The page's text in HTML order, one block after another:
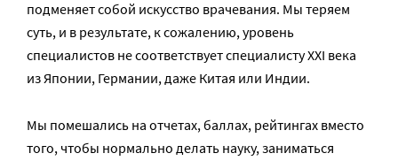
подменяет собой искусство врачевания. Мы теряем
суть, и в результате, к сожалению, уровень
специалистов не соответствует специалисту XXI века
из Японии, Германии, даже Китая или Индии.
Мы помешались на отчетах, баллах, рейтингах вместо
того, чтобы нормально делать науку, заниматься